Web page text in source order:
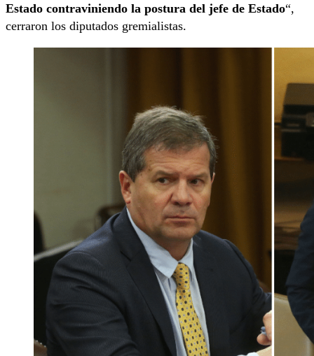
Estado contraviniendo la postura del jefe de Estado“,
cerraron los diputados gremialistas.